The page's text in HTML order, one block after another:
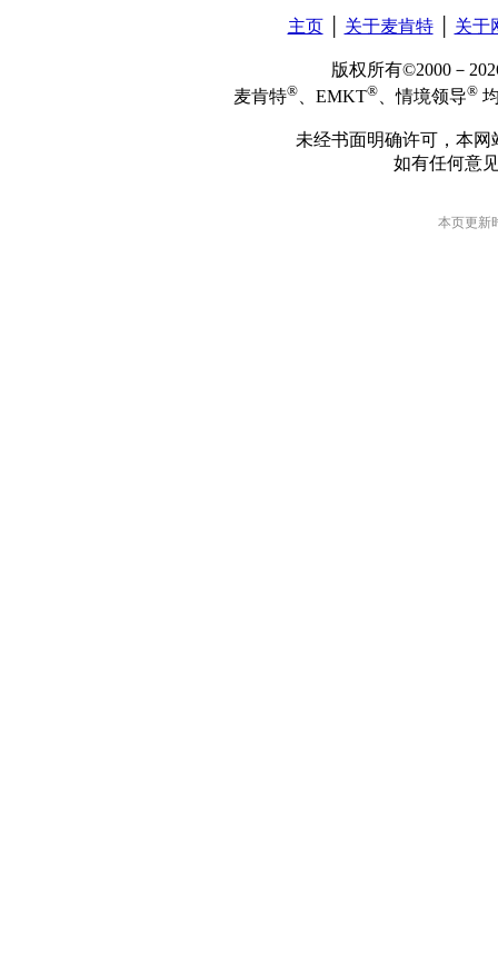
主页│ 关于麦肯特│ 关于
版权所有©2000－
麦肯特® 、EMKT® 、情境领导®
未经书面明确许可，本
如有任何意
本页更新